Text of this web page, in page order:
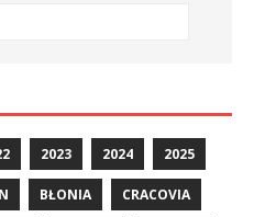
2023 2024 2025
BŁONIA CRACOVIA